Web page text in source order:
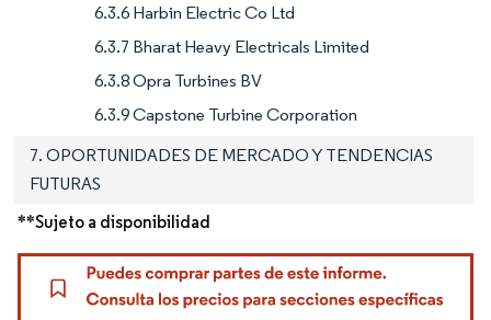
6.3.6 Harbin Electric Co Ltd
6.3.7 Bharat Heavy Electricals Limited
6.3.8 Opra Turbines BV
6.3.9 Capstone Turbine Corporation
7. OPORTUNIDADES DE MERCADO Y TENDENCIAS
FUTURAS
**Sujeto a disponibilidad